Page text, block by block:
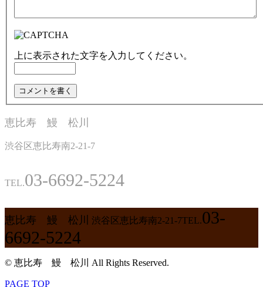
上に表示された文字を入力してください。
恵比寿 鰻 松川
渋谷区恵比寿南2-21-7
TEL.03-6692-5224
恵比寿 鰻 松川 渋谷区恵比寿南2-21-7TEL.03-
6692-5224
© 恵比寿 鰻 松川 All Rights Reserved.
PAGE TOP